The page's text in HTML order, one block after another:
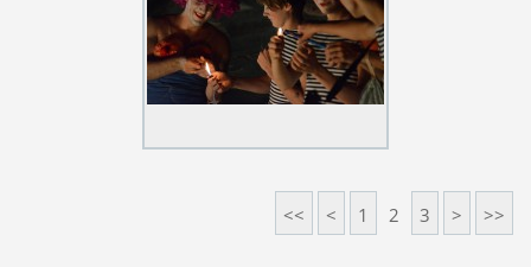
<< < 1 2 3 > >>